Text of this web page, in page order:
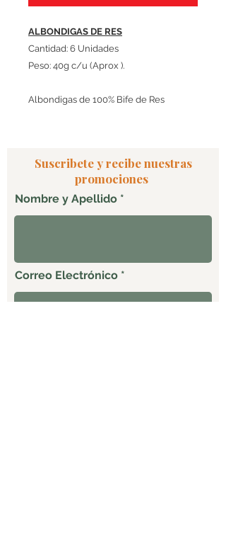
ALBONDIGAS DE RES
Cantidad: 6 Unidades
Peso: 40g c/u (Aprox ).
Albondigas de 100% Bife de Res
Suscribete y recibe nuestras
promociones
Nombre y Apellido
Correo Electrónico